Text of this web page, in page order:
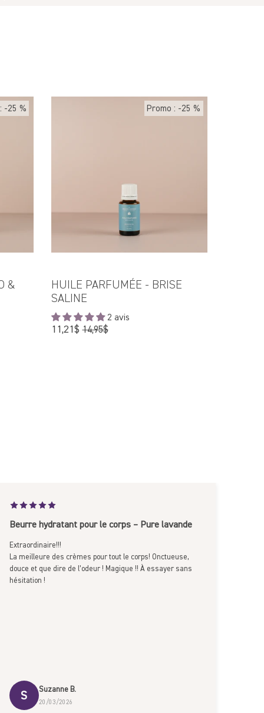
-25 %
&
Promo : -25 %
HUILE PARFUMÉE - BRISE
SALINE
2 avis
11,21$Prix
14,95$
Beurre hydratant pour le corps – Pure lavande
Extraordinaire!!!
La meilleure des crèmes pour tout le corps! Onctueuse,
douce et que dire de l’odeur ! Magique !! À essayer sans
hésitation !
S Suzanne B.
20/03/2026